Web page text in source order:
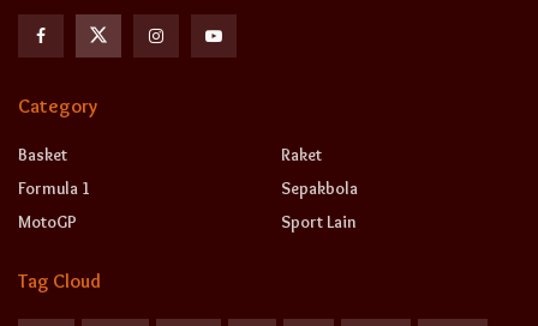
Category
Basket
Formula 1
MotoGP
Raket
Sepakbola
Sport Lain
Tag Cloud